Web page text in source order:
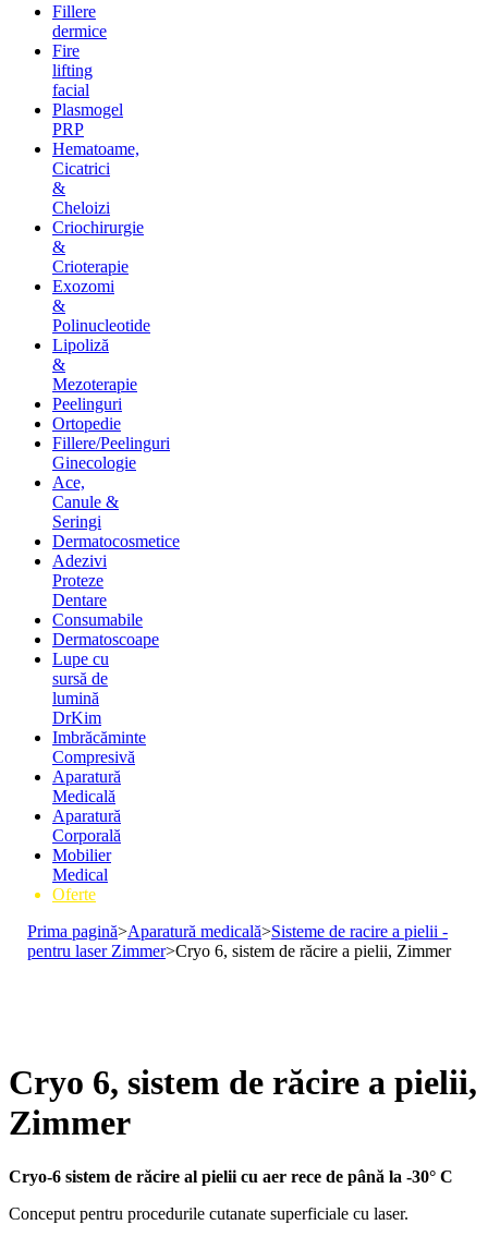
Fillere
dermice
Fire
lifting
facial
Plasmogel
PRP
Hematoame,
Cicatrici
&
Cheloizi
Criochirurgie
&
Crioterapie
Exozomi
&
Polinucleotide
Lipoliză
&
Mezoterapie
Peelinguri
Ortopedie
Fillere/Peelinguri
Ginecologie
Ace,
Canule &
Seringi
Dermatocosmetice
Adezivi
Proteze
Dentare
Consumabile
Dermatoscoape
Lupe cu
sursă de
lumină
DrKim
Imbrăcăminte
Compresivă
Aparatură
Medicală
Aparatură
Corporală
Mobilier
Medical
Oferte
Prima pagină>Aparatură medicală>Sisteme de racire a pielii -
pentru laser Zimmer>Cryo 6, sistem de răcire a pielii, Zimmer
Cryo 6, sistem de răcire a pielii,
Zimmer
Cryo-6 sistem de răcire al pielii cu aer rece de până la -30° C
Conceput pentru procedurile cutanate superficiale cu laser.